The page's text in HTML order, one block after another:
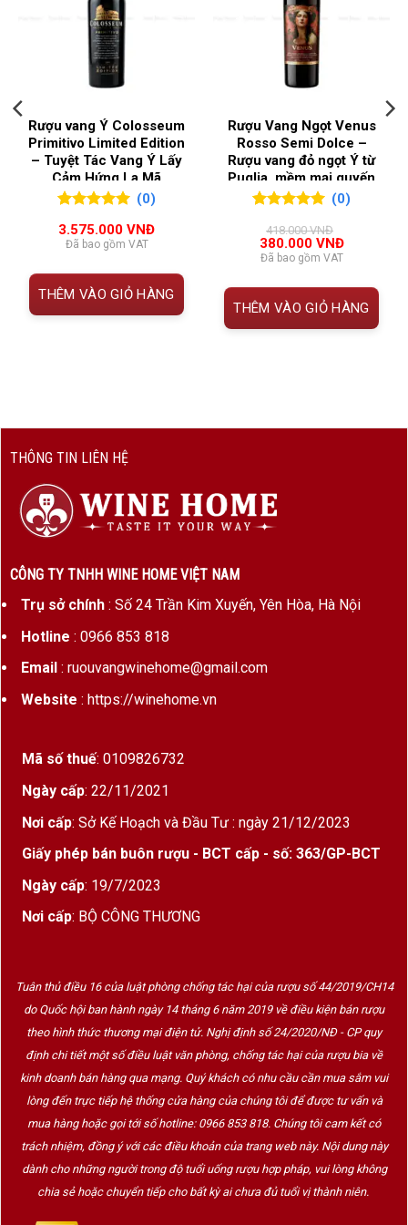
️ Thông Tin Rượu Vang Pháp Château de Chamirey
Mercurey Rouge
HẠNG
THÔNG TIN CHI TIẾT
Tên rượu
Château de Chamirey Mercurey
Rouge
Xuất xứ
Mercurey, Côte Chalonnaise –
Cấp phân
hạng
100% Pinot Noir
cồn
Ủ rượu
Phong
tác
Hữu cơ, thu hoạch thủ công, men
Hương Vị & Cấu Trúc Rượu Vang Pháp Château de
nhẹ
tốt, lớp hương phức hợp kéo dài
– thanh – sống động – tinh tế –
món ăn
Giới Thiệu Château de Chamirey
Lâu đài được xây từ thế kỷ 18, tọa lạc tại trung
tâmMercurey
Thuộc sở hữu củagia đình Devillard, tên tuổi
uy tín với các nhà như Domaine des Perdrix
(Vosne-Romanée), Domaine de la Ferté
Sở hữu nhiều vườn nho Premier Cru – dẫn đầu
phong trào canh tác hữu cơ tại Côte
QUỐC GIA SẢN XUẤT Pháp
Rượu vang Ý Colosseum
Primitivo Limited Edition
– Tuyệt Tác Vang Ý Lấy
Cảm Hứng La Mã
đánh giá
(0)
3.575.000 VNĐ
Đã bao gồm VAT
THÊM VÀO GIỎ HÀNG
Rượu Vang Ngọt Venus
Rosso Semi Dolce –
Rượu vang đỏ ngọt Ý từ
Puglia, mềm mại quyến
rũ từ Le Vin Sud
đánh giá
(0)
418.000VNĐ
Giá
gốc
418.000 VNĐ.
380.000 VNĐGiá
hiện
là:
380.000
Đã bao gồm VAT
THÊM VÀO GIỎ HÀNG
THÔNG TIN LIÊN HỆ
CÔNG TY TNHH WINE HOME VIỆT NAM
Trụ sở chính: Số 24 Trần Kim Xuyến, Yên Hòa, Hà Nội
Hotline : 0966 853 818
Email : ruouvangwinehome@gmail.com
Website : https://winehome.vn
Mã số thuế: 0109826732
Ngày cấp: 22/11/2021
Nơi cấp: Sở Kế Hoạch và Đầu Tư : ngày 21/12/2023
Giấy phép bán buôn rượu - BCT cấp - số: 363/GP-BCT
Ngày cấp: 19/7/2023
Nơi cấp: BỘ CÔNG THƯƠNG
Tuân thủ điều 16 của luật phòng chống tác hại của rượu số 44/2019/CH14
do Quốc hội ban hành ngày 14 tháng 6 năm 2019 về điều kiện bán rượu
theo hình thức thương mại điện tử. Nghị định số 24/2020/NĐ - CP quy
định chi tiết một số điều luật văn phòng, chống tác hại của rượu bia về
kinh doanh bán hàng qua mạng. Quý khách có nhu cầu cần mua sắm vui
lòng đến trực tiếp hệ thống cửa hàng của chúng tôi để được tư vấn và
mua hàng hoặc gọi tới số hotline: 0966 853 818. Chúng tôi cam kết có
trách nhiệm, đồng ý với các điều khoản của trang web này. Nội dung này
dành cho những người trong độ tuổi uống rượu hợp pháp, vui lòng không
chia sẻ hoặc chuyển tiếp cho bất kỳ ai chưa đủ tuổi vị thành niên.